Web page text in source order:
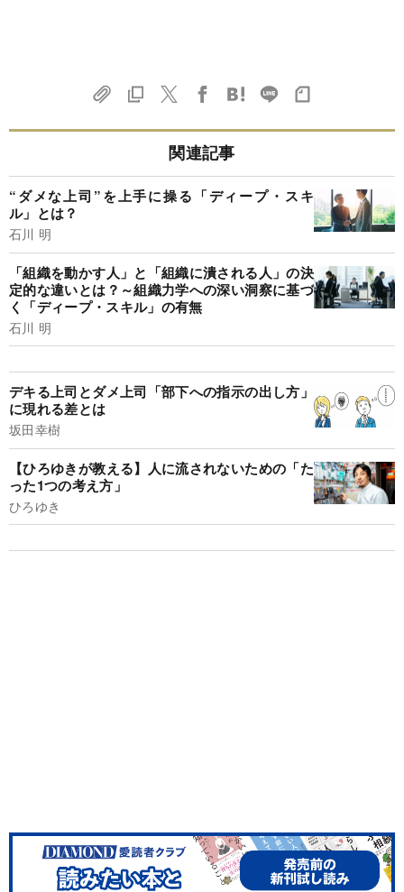
関連記事
“ダメな上司”を上手に操る「ディープ・スキ
ル」とは？
石川 明
「組織を動かす人」と「組織に潰される人」の決
定的な違いとは？～組織力学への深い洞察に基づ
く「ディープ・スキル」の有無
石川 明
デキる上司とダメ上司「部下への指示の出し方」
に現れる差とは
坂田幸樹
【ひろゆきが教える】人に流されないための「た
った1つの考え方」
ひろゆき